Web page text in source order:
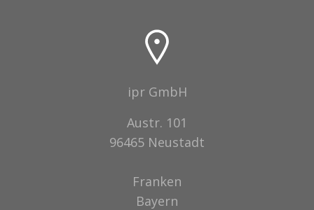
ipr GmbH
Austr. 101
96465 Neustadt
Franken
Bayern